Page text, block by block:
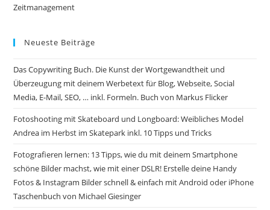
Zeitmanagement
Neueste Beiträge
Das Copywriting Buch. Die Kunst der Wortgewandtheit und
Überzeugung mit deinem Werbetext für Blog, Webseite, Social
Media, E-Mail, SEO, … inkl. Formeln. Buch von Markus Flicker
Fotoshooting mit Skateboard und Longboard: Weibliches Model
Andrea im Herbst im Skatepark inkl. 10 Tipps und Tricks
Fotografieren lernen: 13 Tipps, wie du mit deinem Smartphone
schöne Bilder machst, wie mit einer DSLR! Erstelle deine Handy
Fotos & Instagram Bilder schnell & einfach mit Android oder iPhone
Taschenbuch von Michael Giesinger